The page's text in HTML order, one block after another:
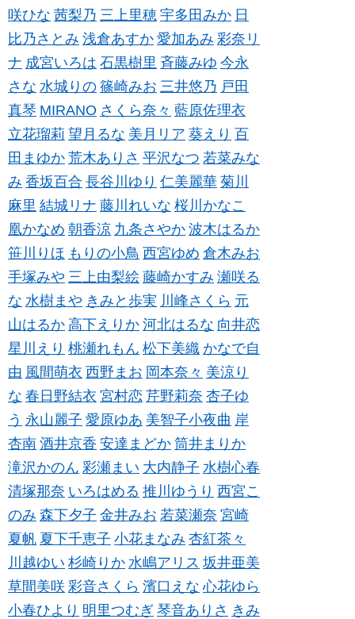
咲ひな 茜梨乃 三上里穂 宇多田みか 日
比乃さとみ 浅倉あすか 愛加あみ 彩奈リ
ナ 成宮いろは 石黒樹里 斉藤みゆ 今永
さな 水城りの 篠崎みお 三井悠乃 戸田
真琴 MIRANO さくら奈々 藍原佐理衣
立花瑠莉 望月るな 美月リア 葵えり 百
田まゆか 荒木ありさ 平沢なつ 若菜みな
み 香坂百合 長谷川ゆり 仁美麗華 菊川
麻里 結城リナ 藤川れいな 桜川かなこ
凰かなめ 朝香涼 九条さやか 波木はるか
笹川りほ もりの小鳥 西宮ゆめ 倉木みお
手塚みや 三上由梨絵 藤崎かすみ 瀬咲る
な 水樹まや きみと歩実 川峰さくら 元
山はるか 高下えりか 河北はるな 向井恋
星川えり 桃瀬れもん 松下美織 かなで自
由 風間萌衣 西野まお 岡本奈々 美涼り
な 春日野結衣 宮村恋 芹野莉奈 杏子ゆ
う 永山麗子 愛原ゆあ 美智子小夜曲 岸
杏南 酒井京香 安達まどか 筒井まりか
滝沢かのん 彩瀬まい 大内静子 水樹心春
清塚那奈 いろはめる 推川ゆうり 西宮こ
のみ 森下夕子 金井みお 若菜瀬奈 宮崎
夏帆 夏下千恵子 小花まなみ 杏紅茶々
川越ゆい 杉崎りか 水嶋アリス 坂井亜美
草間美咲 彩音さくら 濱口えな 心花ゆら
小春ひより 明里つむぎ 琴音ありさ きみ